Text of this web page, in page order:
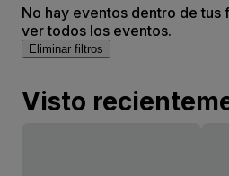
No hay eventos dentro de tus
ver todos los eventos.
Eliminar filtros
Visto